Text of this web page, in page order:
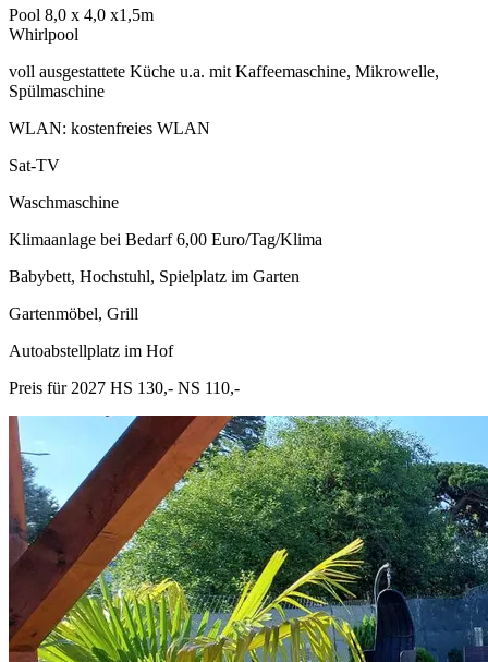
Pool 8,0 x 4,0 x1,5m
Whirlpool
voll ausgestattete Küche u.a. mit Kaffeemaschine, Mikrowelle,
Spülmaschine
WLAN: kostenfreies WLAN
Sat-TV
Waschmaschine
Klimaanlage bei Bedarf 6,00 Euro/Tag/Klima
Babybett, Hochstuhl, Spielplatz im Garten
Gartenmöbel, Grill
Autoabstellplatz im Hof
Preis für 2027 HS 130,- NS 110,-